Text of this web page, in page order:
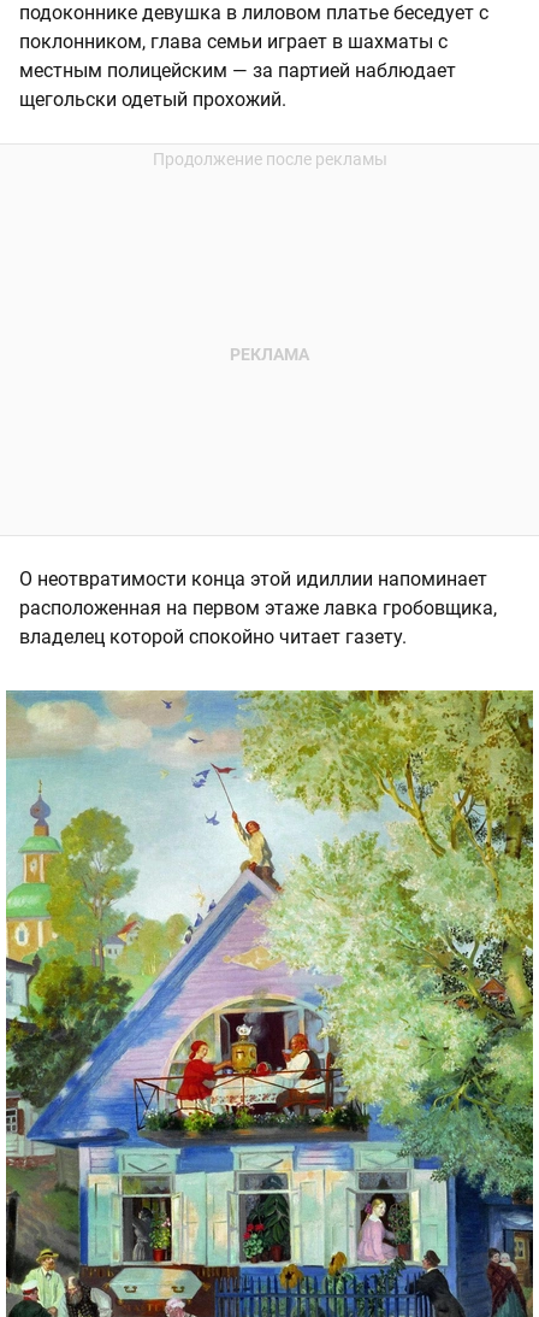
подоконнике девушка в лиловом платье беседует с
поклонником, глава семьи играет в шахматы с
местным полицейским — за партией наблюдает
щегольски одетый прохожий.
О неотвратимости конца этой идиллии напоминает
расположенная на первом этаже лавка гробовщика,
владелец которой спокойно читает газету.